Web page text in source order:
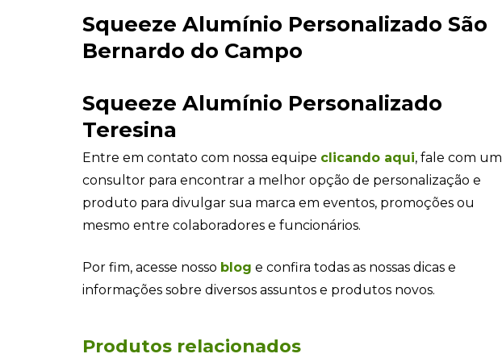
Squeeze Alumínio Personalizado São
Bernardo do Campo
Squeeze Alumínio Personalizado
Teresina
Entre em contato com nossa equipe clicando aqui, fale com um
consultor para encontrar a melhor opção de personalização e
produto para divulgar sua marca em eventos, promoções ou
mesmo entre colaboradores e funcionários.
Por fim, acesse nosso blog e confira todas as nossas dicas e
informações sobre diversos assuntos e produtos novos.
Produtos relacionados